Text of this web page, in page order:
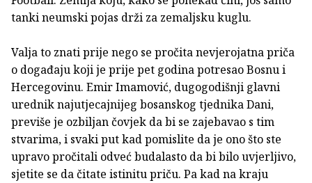
tanki neumski pojas drži za zemaljsku kuglu.
Valja to znati prije nego se pročita nevjerojatna priča
o događaju koji je prije pet godina potresao Bosnu i
Hercegovinu. Emir Imamović, dugogodišnji glavni
urednik najutjecajnijeg bosanskog tjednika Dani,
previše je ozbiljan čovjek da bi se zajebavao s tim
stvarima, i svaki put kad pomislite da je ono što ste
upravo pročitali odveć budalasto da bi bilo uvjerljivo,
sjetite se da čitate istinitu priču. Pa kad na kraju